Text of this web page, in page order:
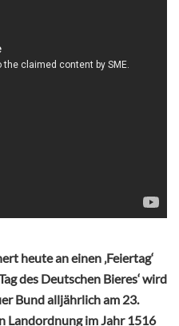
heute an einen ‚Feiertag‘
des Deutschen Bieres‘ wird
Bund alljährlich am 23.
Landordnung im Jahr 1516